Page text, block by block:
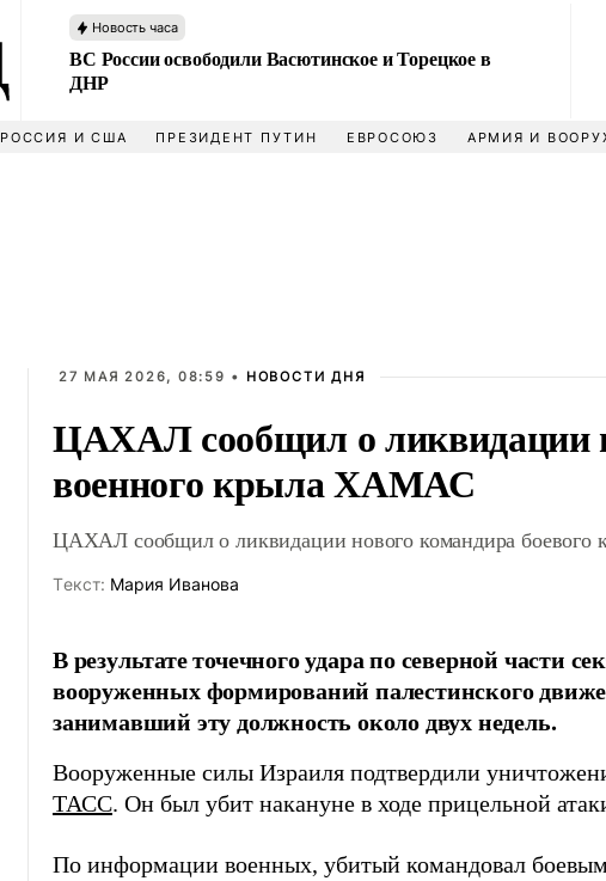
Новость часа
ВС России освободили Васютинское и Торецкое в
ДНР
РОССИЯ И США ПРЕЗИДЕНТ ПУТИН ЕВРОСОЮЗ АРМИЯ И
27 МАЯ 2026, 08:59 • НОВОСТИ ДНЯ
ЦАХАЛ сообщил о ликвидации
военного крыла ХАМАС
ЦАХАЛ сообщил о ликвидации нового командира
Tекст: Мария Иванова
В результате точечного удара по северной части
вооруженных формирований палестинского
занимавший эту должность около двух недель.
Вооруженные силы Израиля подтвердили
ТАСС. Он был убит накануне в ходе прицельной
По информации военных, убитый командовал